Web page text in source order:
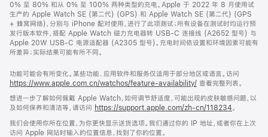
0% 至 80% 和从 0% 至 100% 两种类型的充电。Apple 于 2022 年 8 月使用试
生产的 Apple Watch SE (第二代) (GPS) 和 Apple Watch SE (第二代) (GPS
+ 蜂窝网络)，分别与 iPhone 配对使用，进行了此项测试；所有设备在测试时均运行预
发行版本软件，搭配 Apple Watch 磁力充电器转 USB-C 连接线 (A2652 型号) 与
Apple 20W USB-C 电源适配器 (A2305 型号)。充电时间依设置和环境因素可能有
所差异；实际结果可能有所不同。
功能可能会有所变化。某些功能、应用软件和服务仅适用于部分地区或语言。访问
https://www.apple.com.cn/watchos/feature-availability/ 查看完整列表。
想进一步了解如何佩戴 Apple Watch，如何调节舒适度，可能出现的皮肤敏感问题，以
及如何保养和清洁等，请访问 https://support.apple.com/zh-cn/118234。
我们会使用你所在位置，为你更快显示送货选项。我们通过你的 IP 地址，或者你在上次
访问 Apple 网站时输入的位置信息，找到了你的位置。